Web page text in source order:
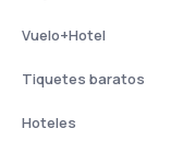
Vuelo+Hotel
Tiquetes baratos
Hoteles